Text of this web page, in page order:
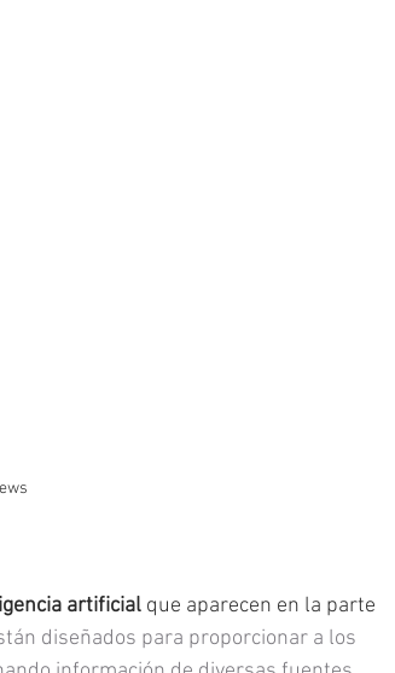
artificial que aparecen en la parte
diseñados para proporcionar a los